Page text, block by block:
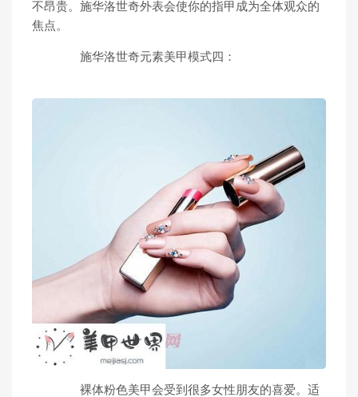
不昂贵。施华洛世奇外表会使你的指甲成为全体观众的
焦点。
施华洛世奇元素美甲模式四：
裸体粉色美甲会受到很多女性朋友的喜爱。适